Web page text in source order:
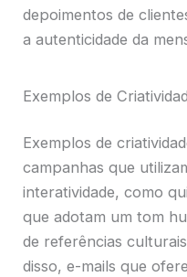
depoimentos de
a autenticidade da
Exemplos de
Exemplos de
campanhas que
interatividade, como
que adotam um tom
de referências
disso, e-mails que